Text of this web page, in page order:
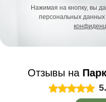
Нажимая на кнопку, вы
персональных данных
Отзывы на